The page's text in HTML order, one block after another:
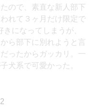
ので、素直な新人部下
れて３ヶ月だけ限定で
になってしまうが、
ら部下に別れようと言
ったからガッカリ。一
犬系で可愛かった。